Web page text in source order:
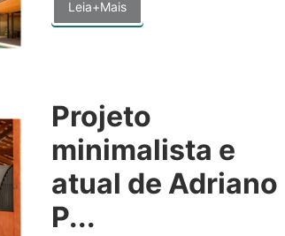
Leia+Mais
Projeto
minimalista e
atual de Adriano
P...